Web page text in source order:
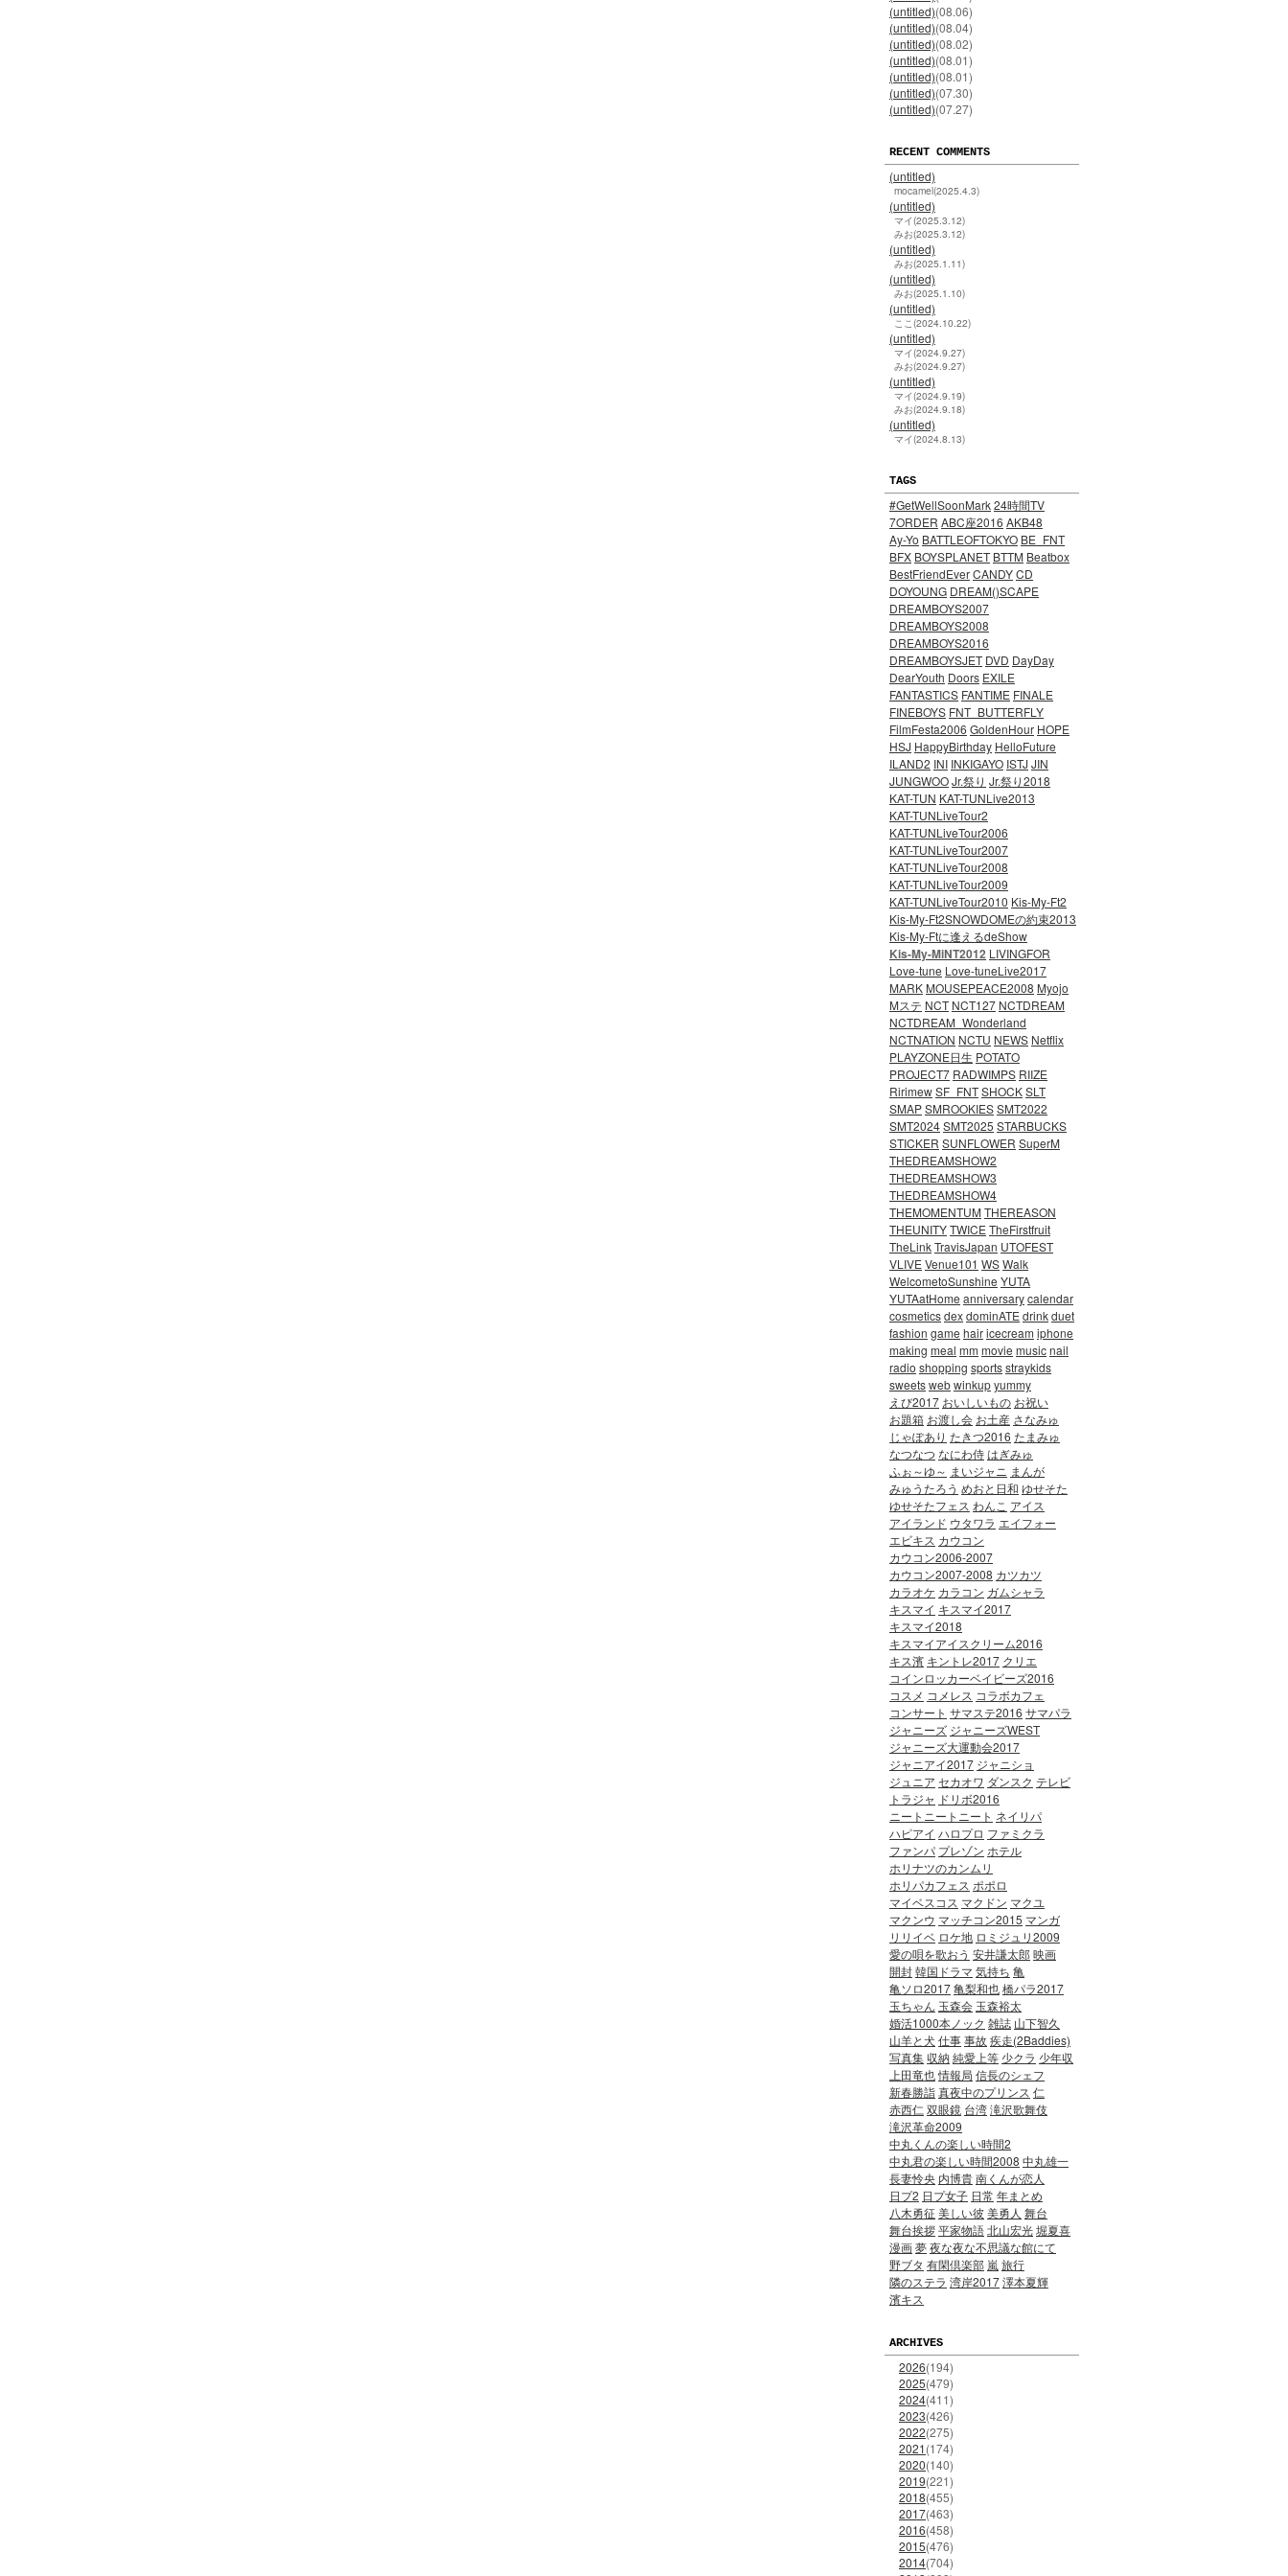
(untitled)(08.06)
(untitled)(08.04)
(untitled)(08.02)
(untitled)(08.01)
(untitled)(08.01)
(untitled)(07.30)
(untitled)(07.27)
RECENT COMMENTS
(untitled)
mocamel(2025.4.3)
(untitled)
マイ(2025.3.12)
みお(2025.3.12)
(untitled)
みお(2025.1.11)
(untitled)
みお(2025.1.10)
(untitled)
ここ(2024.10.22)
(untitled)
マイ(2024.9.27)
みお(2024.9.27)
(untitled)
マイ(2024.9.19)
みお(2024.9.18)
(untitled)
マイ(2024.8.13)
TAGS
#GetWellSoonMark24時間TV
7ORDER ABC座2016 AKB48
Ay-Yo BATTLEOFTOKYO BE_FNT
BFX BOYSPLANET BTTM Beatbox
BestFriendEverCANDYCD
DOYOUNG DREAM()SCAPE
DREAMBOYS2007
DREAMBOYS2008
DREAMBOYS2016
DREAMBOYSJET DVD DayDay
DearYouth Doors EXILE
FANTASTICS FANTIME FINALE
FINEBOYS FNT_BUTTERFLY
FilmFesta2006 GoldenHour HOPE
HSJ HappyBirthday HelloFuture
ILAND2 INI INKIGAYO ISTJ JIN
JUNGWOOJr.祭り Jr.祭り2018
KAT-TUN KAT-TUNLive2013
KAT-TUNLiveTour2
KAT-TUNLiveTour2006
KAT-TUNLiveTour2007
KAT-TUNLiveTour2008
KAT-TUNLiveTour2009
KAT-TUNLiveTour2010 Kis-My-Ft2
Kis-My-Ft2SNOWDOMEの約束2013
Kis-My-Ftに逢えるdeShow
Kis-My-MiNT2012 LIVINGFOR
Love-tune Love-tuneLive2017
MARK MOUSEPEACE2008 Myojo
Mステ NCT NCT127 NCTDREAM
NCTDREAM_Wonderland
NCTNATION NCTU NEWS Netflix
PLAYZONE日生 POTATO
PROJECT7 RADWIMPS RIIZE
RirimewSF_FNTSHOCKSLT
SMAPSMROOKIESSMT2022
SMT2024SMT2025 STARBUCKS
STICKER SUNFLOWER SuperM
THEDREAMSHOW2
THEDREAMSHOW3
THEDREAMSHOW4
THEMOMENTUMTHEREASON
THEUNITYTWICETheFirstfruit
TheLinkTravisJapan UTOFEST
VLIVEVenue101 WSWalk
WelcometoSunshine YUTA
YUTAatHome anniversarycalendar
cosmeticsdexdominATEdrinkduet
fashion game hairicecream iphone
making meal mm movie musicnail
radio shopping sportsstraykids
sweetswebwinkupyummy
えび2017 おいしいもの お祝い
お題箱 お渡し会 お土産 さなみゅ
じゃぽあり たきつ2016 たまみゅ
なつなつ なにわ侍はぎみゅ
ふぉ～ゆ～ まいジャニ まんが
みゅうたろう めおと日和 ゆせそた
ゆせそたフェス わんこ アイス
アイランド ウタワラ エイフォー
エビキス カウコン
カウコン2006-2007
カウコン2007-2008 カツカツ
カラオケ カラコン ガムシャラ
キスマイ キスマイ2017
キスマイ2018
キスマイアイスクリーム2016
キス濱 キントレ2017 クリエ
コインロッカーベイビーズ2016
コスメ コメレス コラボカフェ
コンサート サマステ2016 サマパラ
ジャニーズ ジャニーズWEST
ジャニーズ大運動会2017
ジャニアイ2017 ジャニショ
ジュニア セカオワ ダンスク テレビ
トラジャ ドリボ2016
ニートニートニート ネイリパ
ハピアイ ハロプロ ファミクラ
ファンパ プレゾン ホテル
ホリナツのカンムリ
ホリパカフェス ポポロ
マイベスコス マクドン マクユ
マクンウ マッチコン2015 マンガ
リリイベ ロケ地 ロミジュリ2009
愛の唄を歌おう 安井謙太郎映画
開封韓国ドラマ 気持ち 亀
亀ソロ2017亀梨和也橋パラ2017
玉ちゃん 玉森会 玉森裕太
婚活1000本ノック 雑誌 山下智久
山羊と犬 仕事事故疾走(2Baddies)
写真集収納純愛上等 少クラ 少年収
上田竜也情報局 信長のシェフ
新春勝詣真夜中のプリンス 仁
赤西仁 双眼鏡 台湾滝沢歌舞伎
滝沢革命2009
中丸くんの楽しい時間2
中丸君の楽しい時間2008 中丸雄一
長妻怜央 内博貴南くんが恋人
日プ2 日プ女子 日常 年まとめ
八木勇征 美しい彼美勇人 舞台
舞台挨拶平家物語北山宏光堀夏喜
漫画夢夜な夜な不思議な館にて
野ブタ 有閑倶楽部 嵐 旅行
隣のステラ 湾岸2017澤本夏輝
濱キス
ARCHIVES
2026(194)
2025(479)
2024(411)
2023(426)
2022(275)
2021(174)
2020(140)
2019(221)
2018(455)
2017(463)
2016(458)
2015(476)
2014(704)